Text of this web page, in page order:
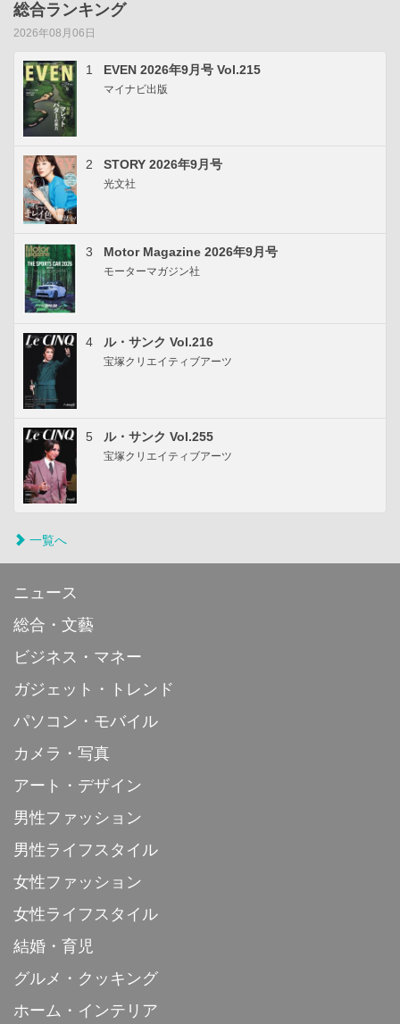
総合ランキング
2026年08月06日
1 EVEN 2026年9月号 Vol.215
マイナビ出版
2 STORY 2026年9月号
光文社
3 Motor Magazine 2026年9月号
モーターマガジン社
4 ル・サンク Vol.216
宝塚クリエイティブアーツ
5 ル・サンク Vol.255
宝塚クリエイティブアーツ
一覧へ
ニュース
総合・文藝
ビジネス・マネー
ガジェット・トレンド
パソコン・モバイル
カメラ・写真
アート・デザイン
男性ファッション
男性ライフスタイル
女性ファッション
女性ライフスタイル
結婚・育児
グルメ・クッキング
ホーム・インテリア